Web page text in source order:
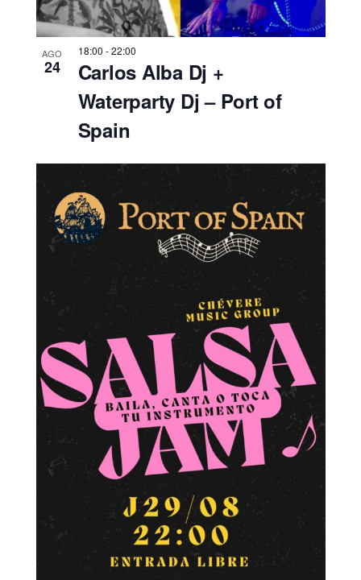
AGO
24
18:00 -22:00
Carlos Alba Dj +
Waterparty Dj – Port of
Spain